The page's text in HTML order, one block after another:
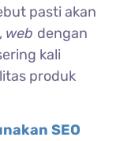
pasti akan
web dengan
kali
produk
SEO